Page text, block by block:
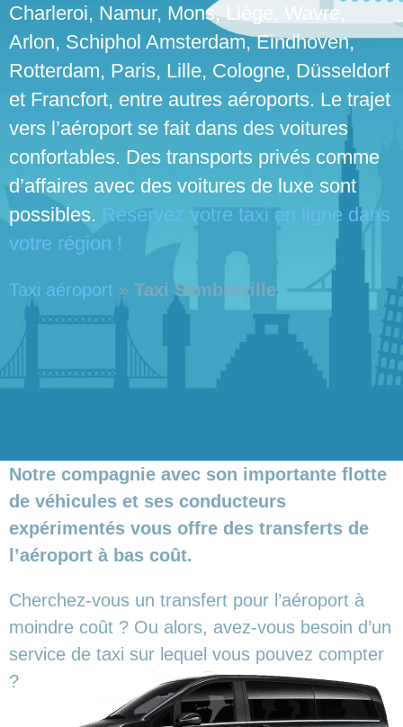
Charleroi, Namur, Mons, Liège, Wavre,
Arlon, Schiphol Amsterdam, Eindhoven,
Rotterdam, Paris, Lille, Cologne, Düsseldorf
et Francfort, entre autres aéroports. Le trajet
vers l’aéroport se fait dans des voitures
confortables. Des transports privés comme
d’affaires avec des voitures de luxe sont
possibles. Réservez votre taxi en ligne dans
votre région !
Taxi aéroport » Taxi Sambreville
Notre compagnie avec son importante flotte
de véhicules et ses conducteurs
expérimentés vous offre des transferts de
l’aéroport à bas coût.
Cherchez-vous un transfert pour l’aéroport à
moindre coût ? Ou alors, avez-vous besoin d’un
service de taxi sur lequel vous pouvez compter
?